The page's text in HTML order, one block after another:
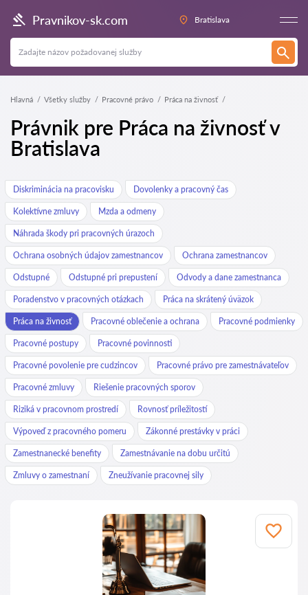
Pravnikov-sk.com Bratislava
Hlavná Všetky služby Pracovné právo Práca na živnosť
Právnik pre Práca na živnosť v
Bratislava
Diskriminácia na pracovisku Dovolenky a pracovný čas
Kolektívne zmluvy Mzda a odmeny
Náhrada škody pri pracovných úrazoch
Ochrana osobných údajov zamestnancov Ochrana zamestnancov
Odstupné Odstupné pri prepustení Odvody a dane zamestnanca
Poradenstvo v pracovných otázkach Práca na skrátený úväzok
Práca na živnosť Pracovné oblečenie a ochrana Pracovné podmienky
Pracovné postupy Pracovné povinnosti
Pracovné povolenie pre cudzincov Pracovné právo pre zamestnávateľov
Pracovné zmluvy Riešenie pracovných sporov
Riziká v pracovnom prostredí Rovnosť príležitostí
Výpoveď z pracovného pomeru Zákonné prestávky v práci
Zamestnanecké benefity Zamestnávanie na dobu určitú
Zmluvy o zamestnaní Zneužívanie pracovnej sily